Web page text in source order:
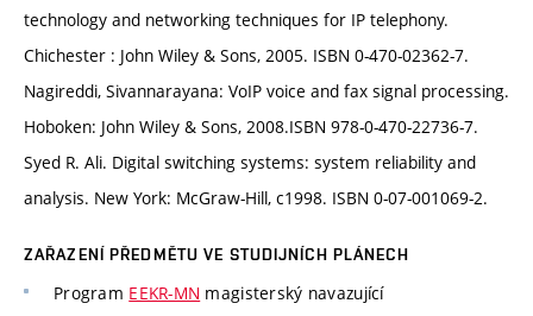
technology and networking techniques for IP telephony.
Chichester : John Wiley & Sons, 2005. ISBN 0-470-02362-7.
Nagireddi, Sivannarayana: VoIP voice and fax signal processing.
Hoboken: John Wiley & Sons, 2008.ISBN 978-0-470-22736-7.
Syed R. Ali. Digital switching systems: system reliability and
analysis. New York: McGraw-Hill, c1998. ISBN 0-07-001069-2.
ZAŘAZENÍ PŘEDMĚTU VE STUDIJNÍCH PLÁNECH
Program EEKR-MN magisterský navazující